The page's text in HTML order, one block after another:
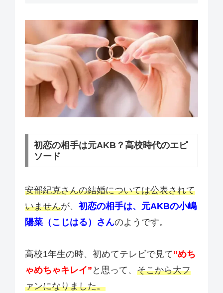
初恋の相手は元AKB？高校時代のエピ
ソード
安部紀克さんの結婚については公表されて
いませんが、 初恋の相手は、 元AKBの小嶋
陽菜（こじはる）さんのようです。
高校1年生の時、初めてテレビで見て”めち
ゃめちゃキレイ” と思って、 そこから大フ
ァンになりました。